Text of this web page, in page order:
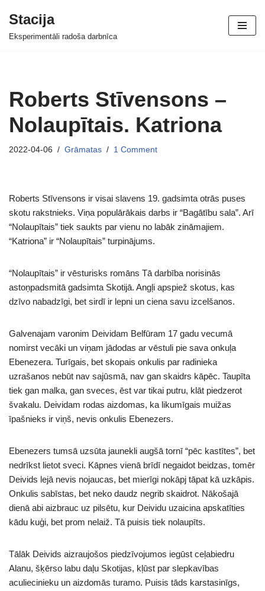
Skip
Stacija
Eksperimentāli radoša darbnīca
Roberts Stīvensons –
Nolaupītais. Katriona
2022-04-06 Grāmatas 1 Comment
Roberts Stīvensons ir visai slavens 19. gadsimta otrās puses
skotu rakstnieks. Viņa populārākais darbs ir “Bagātību sala”. Arī
“Nolaupītais” tiek saukts par vienu no labāk zināmajiem.
“Katriona” ir “Nolaupītais” turpinājums.
“Nolaupītais” ir vēsturisks romāns Tā darbība norisinās
astoņpadsmitā gadsimta Skotijā. Angļi apspiež skotus, kas
dzīvo nabadzīgi, bet sirdī ir lepni un ciena savu izcelšanos.
Galvenajam varonim Deividam Belfūram 17 gadu vecumā
nomirst vecāki un viņam jādodas ar vēstuli pie sava onkuļa
Ebenezera. Turīgais, bet skopais onkulis par radinieka
uzrašanos nebūt nav sajūsmā, nav gan skaidrs kāpēc. Taupīta
tiek gan malka, gan sveces, ēst var tikai putru, klāt piedzerot
švakalu. Deividam rodas aizdomas, ka likumīgais muižas
īpašnieks ir viņš, nevis onkulis Ebenezers.
Ebenezers tumsā uzsūta jaunekli augšā tornī “pēc kastītes”, bet
nedrīkst lietot sveci. Kāpnes vienā brīdī negaidot beidzas, tomēr
Deivids lejā nevis nojaucas, bet mierīgi nokāpj tāpat kā uzkāpis.
Onkulis sabīstas, bet neko daudz negrib skaidrot. Nākošajā
dienā abi aizbrauc uz pilsētu, kur Deividu uzaicina apskatīties
kādu kuģi, bet prom nelaiž. Tā puisis tiek nolaupīts.
Tālāk Deivids aizraujošos piedzīvojumos iegūst ceļabiedru
Alanu, šķērso labu daļu Skotijas, kļūst par slepkavības
aculiecinieku un aizdomās turamo. Puisis tāds karstasinīgs,